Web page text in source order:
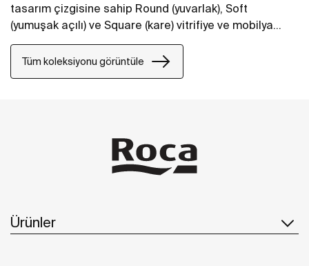
tasarım çizgisine sahip Round (yuvarlak), Soft
(yumuşak açılı) ve Square (kare) vitrifiye ve mobilya
koleksiyonu, her tarz banyo mekanlarına hayat veriyor.
Tüm koleksiyonu görüntüle
Ürünler